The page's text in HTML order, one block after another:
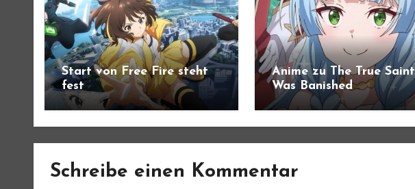
Start von Free Fire steht
fest
Anime zu The True Saint
Was Banished
angekündigt
Schreibe einen Kommentar